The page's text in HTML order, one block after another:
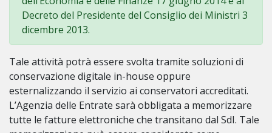
Decreto del Presidente del Consiglio dei Ministri 3
dicembre 2013.
Tale attività potrà essere svolta tramite soluzioni di
conservazione digitale in-house oppure
esternalizzando il servizio ai conservatori accreditati.
L’Agenzia delle Entrate sarà obbligata a memorizzare
tutte le fatture elettroniche che transitano dal SdI. Tale